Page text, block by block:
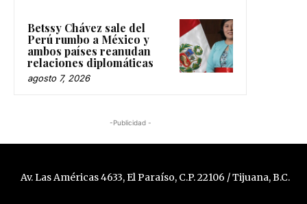
Betssy Chávez sale del
Perú rumbo a México y
ambos países reanudan
relaciones diplomáticas
agosto 7, 2026
-Publicidad -
Av. Las Américas 4633, El Paraíso, C.P. 22106 / Tijuana, B.C.